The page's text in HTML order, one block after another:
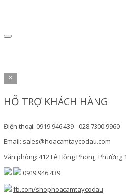
×
HỖ TRỢ KHÁCH HÀNG
Điện thoại: 0919.946.439 - 028.7300.9960
Email: sales@hoacamtaycodau.com
Văn phòng: 412 Lê Hồng Phong, Phường
0919.946.439
fb.com/shophoacamtaycodau